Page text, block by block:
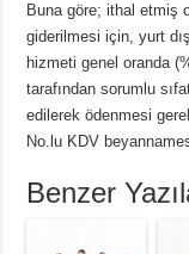
Buna göre; ithal etmiş
giderilmesi için, yurt
hizmeti genel oranda
tarafından sorumlu
edilerek ödenmesi
No.lu KDV
Benzer